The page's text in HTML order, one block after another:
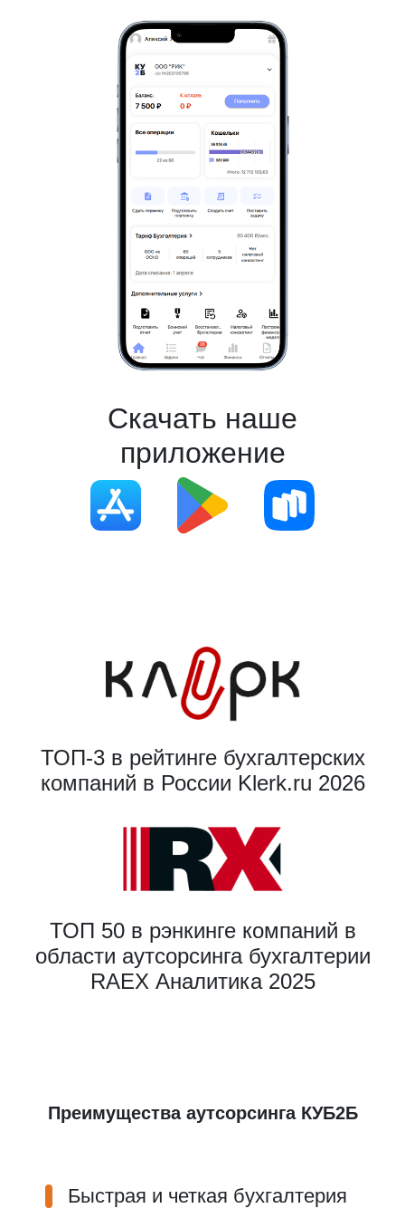
Скачать наше
приложение
ТОП-3 в рейтинге бухгалтерских
компаний в России Klerk.ru 2026
ТОП 50 в рэнкинге компаний в
области аутсорсинга бухгалтерии
RAEX Аналитика 2025
Преимущества аутсорсинга КУБ2Б
Быстрая и четкая бухгалтерия